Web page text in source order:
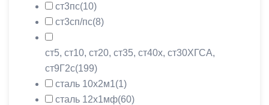
ст3пс(10)
ст3сп/пс(8)
ст5, ст10, ст20, ст35, ст40х, ст30ХГСА,
ст9Г2с(199)
сталь 10х2м1(1)
сталь 12х1мф(60)